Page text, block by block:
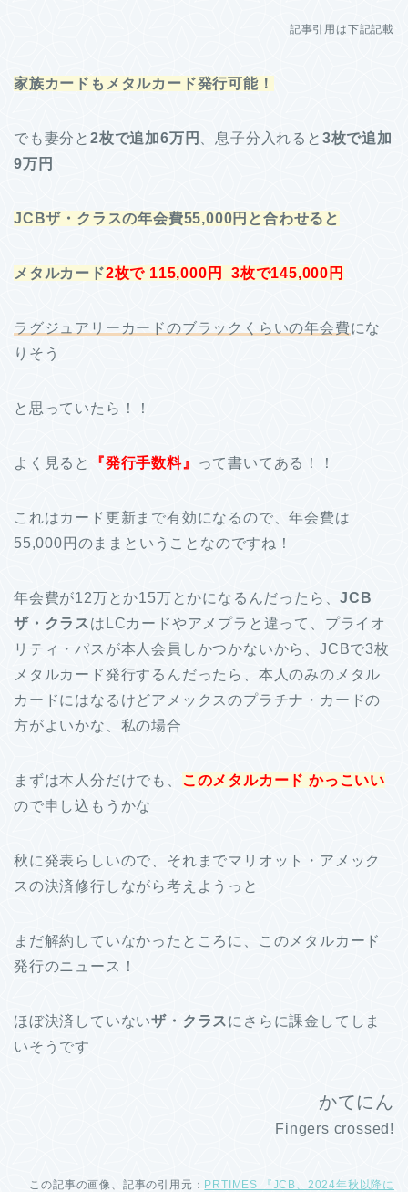
記事引用は下記記載
家族カードもメタルカード発行可能！
でも妻分と 2枚で追加6万円 、息子分入れると 3枚で追加
9万円
JCBザ・クラスの年会費55,000円と合わせると
メタルカード2枚で 115,000円 3枚で145,000円
ラグジュアリーカードのブラックくらいの年会費にな
りそう
と思っていたら！！
よく見ると 『発行手数料』 って書いてある！！
これはカード更新まで有効になるので、年会費は
55,000円のままということなのですね！
年会費が12万とか15万とかになるんだったら、JCB
ザ・クラスはLCカードやアメプラと違って、プライオ
リティ・パスが本人会員しかつかないから、JCBで3枚
メタルカード発行するんだったら、本人のみのメタル
カードにはなるけどアメックスのプラチナ・カードの
方がよいかな、私の場合
まずは本人分だけでも、 このメタルカード かっこいい
ので申し込もうかな
秋に発表らしいので、それまでマリオット・アメック
スの決済修行しながら考えようっと
まだ解約していなかったところに、このメタルカード
発行のニュース！
ほぼ決済していないザ・クラスにさらに課金してしま
いそうです
かてにん
Fingers crossed!
この記事の画像、記事の引用元： PRTIMES 『JCB、2024年秋以降に